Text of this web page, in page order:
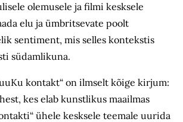
olemusele ja filmi kesksele
elu ja ümbritsevate poolt
sentiment, mis selles kontekstis
südamlikuna.
kontakt“ on ilmselt kõige kirjum:
kes elab kunstlikus maailmas
ühele kesksele teemale uurida